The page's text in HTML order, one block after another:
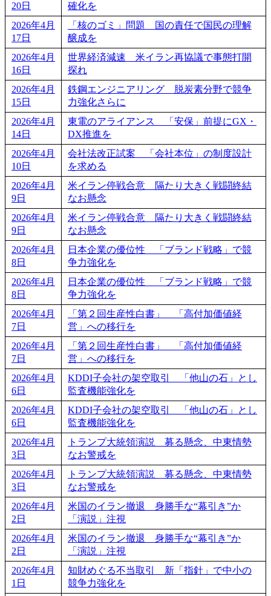
20日
確化を
2026年4月
17日
「核のゴミ」問題 国の責任で国民の理解
醸成を
2026年4月
16日
世界経済減速 米イラン再協議で事態打開
探れ
2026年4月
15日
鉄鋼エンジニアリング 脱炭素分野で競争
力強化さらに
2026年4月
14日
東電のアライアンス 「安保」前提にGX・
DX推進を
2026年4月
10日
会社法改正試案 「会社本位」の制度設計
を求める
2026年4月
9日
米イラン停戦合意 隔たり大きく戦闘終結
なお懸念
2026年4月
9日
米イラン停戦合意 隔たり大きく戦闘終結
なお懸念
2026年4月
8日
日本企業の優位性 「ブランド戦略」で競
争力強化を
2026年4月
8日
日本企業の優位性 「ブランド戦略」で競
争力強化を
2026年4月
7日
「第２回生産性白書」 「高付加価値経
営」への移行を
2026年4月
7日
「第２回生産性白書」 「高付加価値経
営」への移行を
2026年4月
6日
KDDI子会社の架空取引 「他山の石」とし
監査機能強化を
2026年4月
6日
KDDI子会社の架空取引 「他山の石」とし
監査機能強化を
2026年4月
3日
トランプ大統領演説 募る懸念、中東情勢
なお警戒を
2026年4月
3日
トランプ大統領演説 募る懸念、中東情勢
なお警戒を
2026年4月
2日
米国のイラン撤退 身勝手な“幕引き”か
「演説」注視
2026年4月
2日
米国のイラン撤退 身勝手な“幕引き”か
「演説」注視
2026年4月
1日
知財めぐる不当取引 新「指針」で中小の
競争力強化を